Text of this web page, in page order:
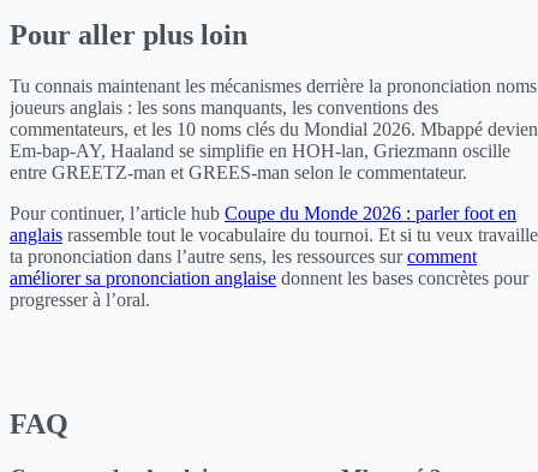
Pour aller plus loin
Tu connais maintenant les mécanismes derrière la prononciation noms
joueurs anglais : les sons manquants, les conventions des
commentateurs, et les 10 noms clés du Mondial 2026. Mbappé
Em-bap-AY, Haaland se simplifie en HOH-lan, Griezmann oscille
entre GREETZ-man et GREES-man selon le commentateur.
Pour continuer, l’article hub Coupe du Monde 2026 : parler foot en
anglais rassemble tout le vocabulaire du tournoi. Et si tu veux
ta prononciation dans l’autre sens, les ressources surcomment
améliorer sa prononciation anglaise donnent les bases concrètes pour
progresser à l’oral.
FAQ